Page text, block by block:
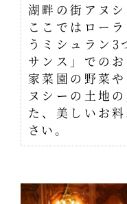
湖畔の街アヌ
ここではロー
うミシュラン3
サンス」での
家菜園の野菜
ヌシーの土地
た、美しいお
さい。